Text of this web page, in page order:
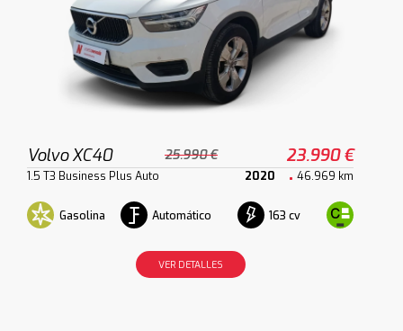
Volvo XC40 25.990 € 23.990 €
1.5 T3 Business Plus Auto 2020 46.969 km
Gasolina Automático 163 cv
VER DETALLES